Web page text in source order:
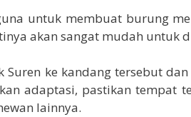
untuk membuat burung
akan sangat mudah untuk
Suren ke kandang tersebut
adaptasi, pastikan tempat
lainnya.